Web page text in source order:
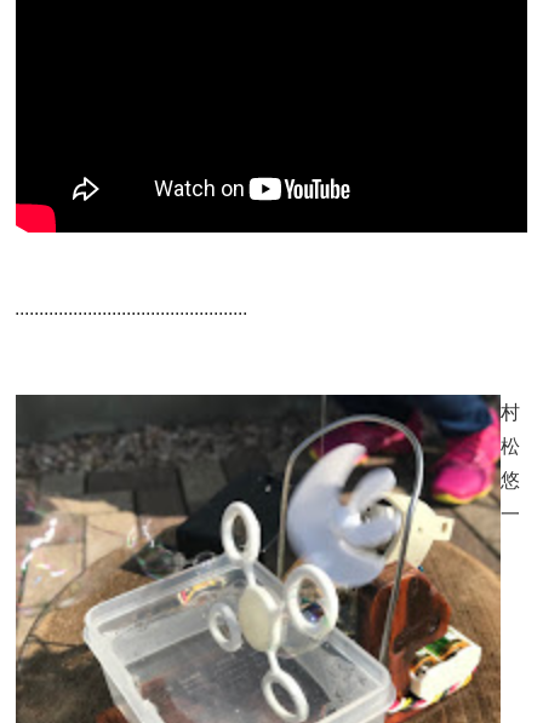
................................................
村
松
悠
一